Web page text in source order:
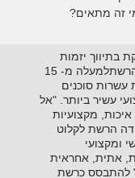
זה מתאים?
נוסדה בשנת 1995 ועוסקת בתיווך יזמות
ושיווק נדל"ן על סוגיו השונים. כיום מונה הרשתלמעלה מ- 15
עשרות סוכנים
עשיר ביותר. "אל
מקצועיות
הרשת לקלוט
ומקצועי
אתית, אחראית
להתבסס כרשת